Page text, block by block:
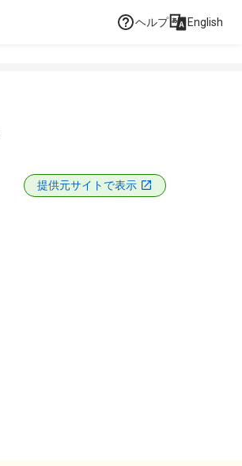
ヘルプ English
提供元サイトで表示